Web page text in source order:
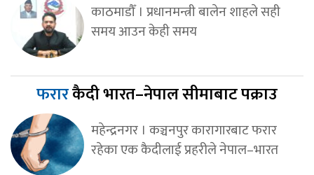
काठमाडौँ । प्रधानमन्त्री बालेन शाहले सही
समय आउन केही समय
फरारकैदी भारत–नेपाल सीमाबाट पक्राउ
महेन्द्रनगर । कञ्चनपुर कारागारबाट फरार
रहेका एक कैदीलाई प्रहरीले नेपाल–भारत